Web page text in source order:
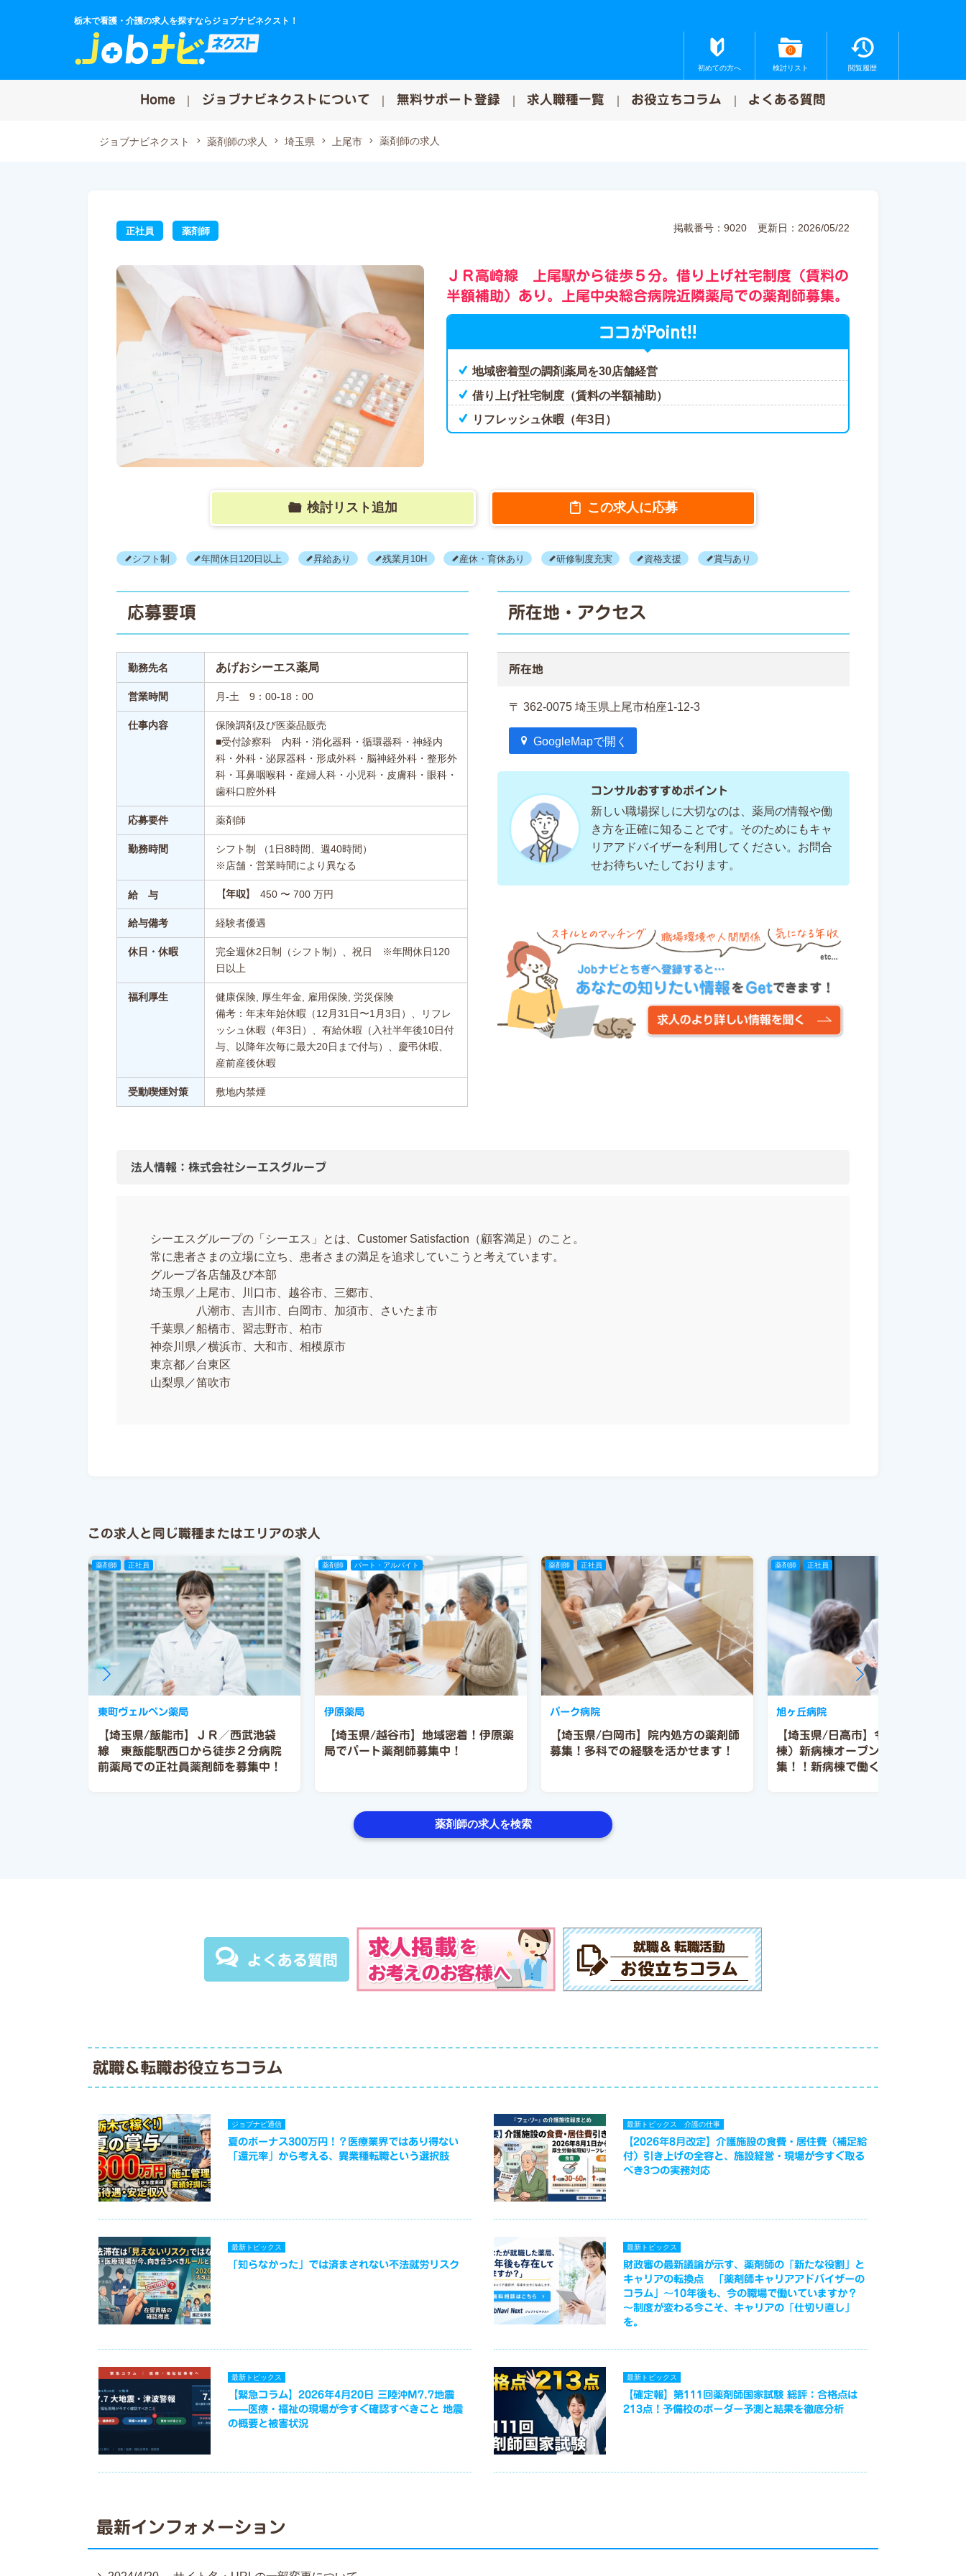
栃木で看護・介護の求人を探すならジョブナビネクスト！
初めての方へ
0
検討リスト 閲覧履歴
Home ジョブナビネクストについて 無料サポート登録 求人職種一覧 お役立ちコラム よくある質問
ジョブナビネクスト 薬剤師の求人 埼玉県 上尾市 薬剤師の求人
掲載番号：9020 更新日：2026/05/22
正社員 薬剤師
ＪＲ高崎線 上尾駅から徒歩５分。借り上げ社宅制度（賃料の
半額補助）あり。上尾中央総合病院近隣薬局での薬剤師募集。
ココがPoint!!
地域密着型の調剤薬局を30店舗経営
借り上げ社宅制度（賃料の半額補助）
リフレッシュ休暇（年3日）
検討リスト追加 この求人に応募
シフト制 年間休日120日以上 昇給あり 残業月10H 産休・育休あり 研修制度充実 資格支援 賞与あり
応募要項
勤務先名 あげおシーエス薬局
営業時間 月-土 9：00-18：00
仕事内容
保険調剤及び医薬品販売
■受付診察科 内科・消化器科・循環器科・神経内
科・外科・泌尿器科・形成外科・脳神経外科・整形外
科・耳鼻咽喉科・産婦人科・小児科・皮膚科・眼科・
歯科口腔外科
応募要件 薬剤師
勤務時間
シフト制 （1日8時間、週40時間）
※店舗・営業時間により異なる
給 与 【年収】 450 〜 700 万円
給与備考 経験者優遇
休日・休暇
完全週休2日制（シフト制）、祝日 ※年間休日120
日以上
福利厚生
健康保険, 厚生年金, 雇用保険, 労災保険
備考：年末年始休暇（12月31日〜1月3日）、リフレ
ッシュ休暇（年3日）、有給休暇（入社半年後10日付
与、以降年次毎に最大20日まで付与）、慶弔休暇、
産前産後休暇
受動喫煙対策 敷地内禁煙
所在地・アクセス
所在地
〒 362-0075 埼玉県上尾市柏座1-12-3
GoogleMapで開く
コンサルおすすめポイント
新しい職場探しに大切なのは、薬局の情報や働
き方を正確に知ることです。そのためにもキャ
リアアドバイザーを利用してください。お問合
せお待ちいたしております。
法人情報：株式会社シーエスグループ
シーエスグループの「シーエス」とは、Customer Satisfaction（顧客満足）のこと。
常に患者さまの立場に立ち、患者さまの満足を追求していこうと考えています。
グループ各店舗及び本部
埼玉県／上尾市、川口市、越谷市、三郷市、
八潮市、吉川市、白岡市、加須市、さいたま市
千葉県／船橋市、習志野市、柏市
神奈川県／横浜市、大和市、相模原市
東京都／台東区
山梨県／笛吹市
この求人と同じ職種またはエリアの求人
薬剤師 正社員
【埼玉県/飯能市】ＪＲ／西武池袋
線 東飯能駅西口から徒歩２分病院
前薬局での正社員薬剤師を募集中！
東町ヴェルペン薬局
薬剤師 パート・アルバイト
【埼玉県/越谷市】地域密着！伊原薬
局でパート薬剤師募集中！
伊原薬局
薬剤師 正社員
【埼玉県/白岡市】院内処方の薬剤師
募集！多科での経験を活かせます！
パーク病院
薬剤師 正社員
【埼玉県/日高市】令和８年８月（北
棟）新病棟オープンにつき増員募
集！！新病棟で働く薬剤師募集！安
旭ヶ丘病院
薬剤師の求人を検索
よくある質問
就職＆転職お役立ちコラム
ジョブナビ通信
夏のボーナス300万円！？医療業界ではあり得ない
「還元率」から考える、異業種転職という選択肢
最新トピックス 介護の仕事
【2026年8月改定】介護施設の食費・居住費（補足給
付）引き上げの全容と、施設経営・現場が今すぐ取る
べき3つの実務対応
最新トピックス
「知らなかった」では済まされない不法就労リスク
最新トピックス
財政審の最新議論が示す、薬剤師の「新たな役割」と
キャリアの転換点 「薬剤師キャリアアドバイザーの
コラム」～10年後も、今の職場で働いていますか？
～制度が変わる今こそ、キャリアの「仕切り直し」
を。
最新トピックス
【緊急コラム】2026年4月20日 三陸沖M7.7地震
——医療・福祉の現場が今すぐ確認すべきこと 地震
の概要と被害状況
最新トピックス
【確定報】第111回薬剤師国家試験 総評：合格点は
213点！予備校のボーダー予測と結果を徹底分析
最新インフォメーション